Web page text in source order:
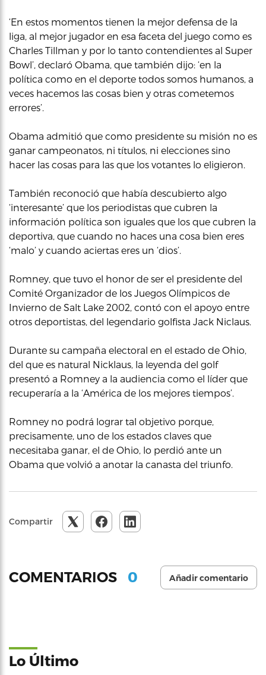
‘En estos momentos tienen la mejor defensa de la
liga, al mejor jugador en esa faceta del juego como es
Charles Tillman y por lo tanto contendientes al Super
Bowl’, declaró Obama, que también dijo: ‘en la
política como en el deporte todos somos humanos, a
veces hacemos las cosas bien y otras cometemos
errores’.
Obama admitió que como presidente su misión no es
ganar campeonatos, ni títulos, ni elecciones sino
hacer las cosas para las que los votantes lo eligieron.
También reconoció que había descubierto algo
‘interesante’ que los periodistas que cubren la
información política son iguales que los que cubren la
deportiva, que cuando no haces una cosa bien eres
‘malo’ y cuando aciertas eres un ‘dios’.
Romney, que tuvo el honor de ser el presidente del
Comité Organizador de los Juegos Olímpicos de
Invierno de Salt Lake 2002, contó con el apoyo entre
otros deportistas, del legendario golfista Jack Niclaus.
Durante su campaña electoral en el estado de Ohio,
del que es natural Nicklaus, la leyenda del golf
presentó a Romney a la audiencia como el líder que
recuperaría a la ‘América de los mejores tiempos’.
Romney no podrá lograr tal objetivo porque,
precisamente, uno de los estados claves que
necesitaba ganar, el de Ohio, lo perdió ante un
Obama que volvió a anotar la canasta del triunfo.
Compartir
COMENTARIOS 0 Añadir comentario
Lo Último